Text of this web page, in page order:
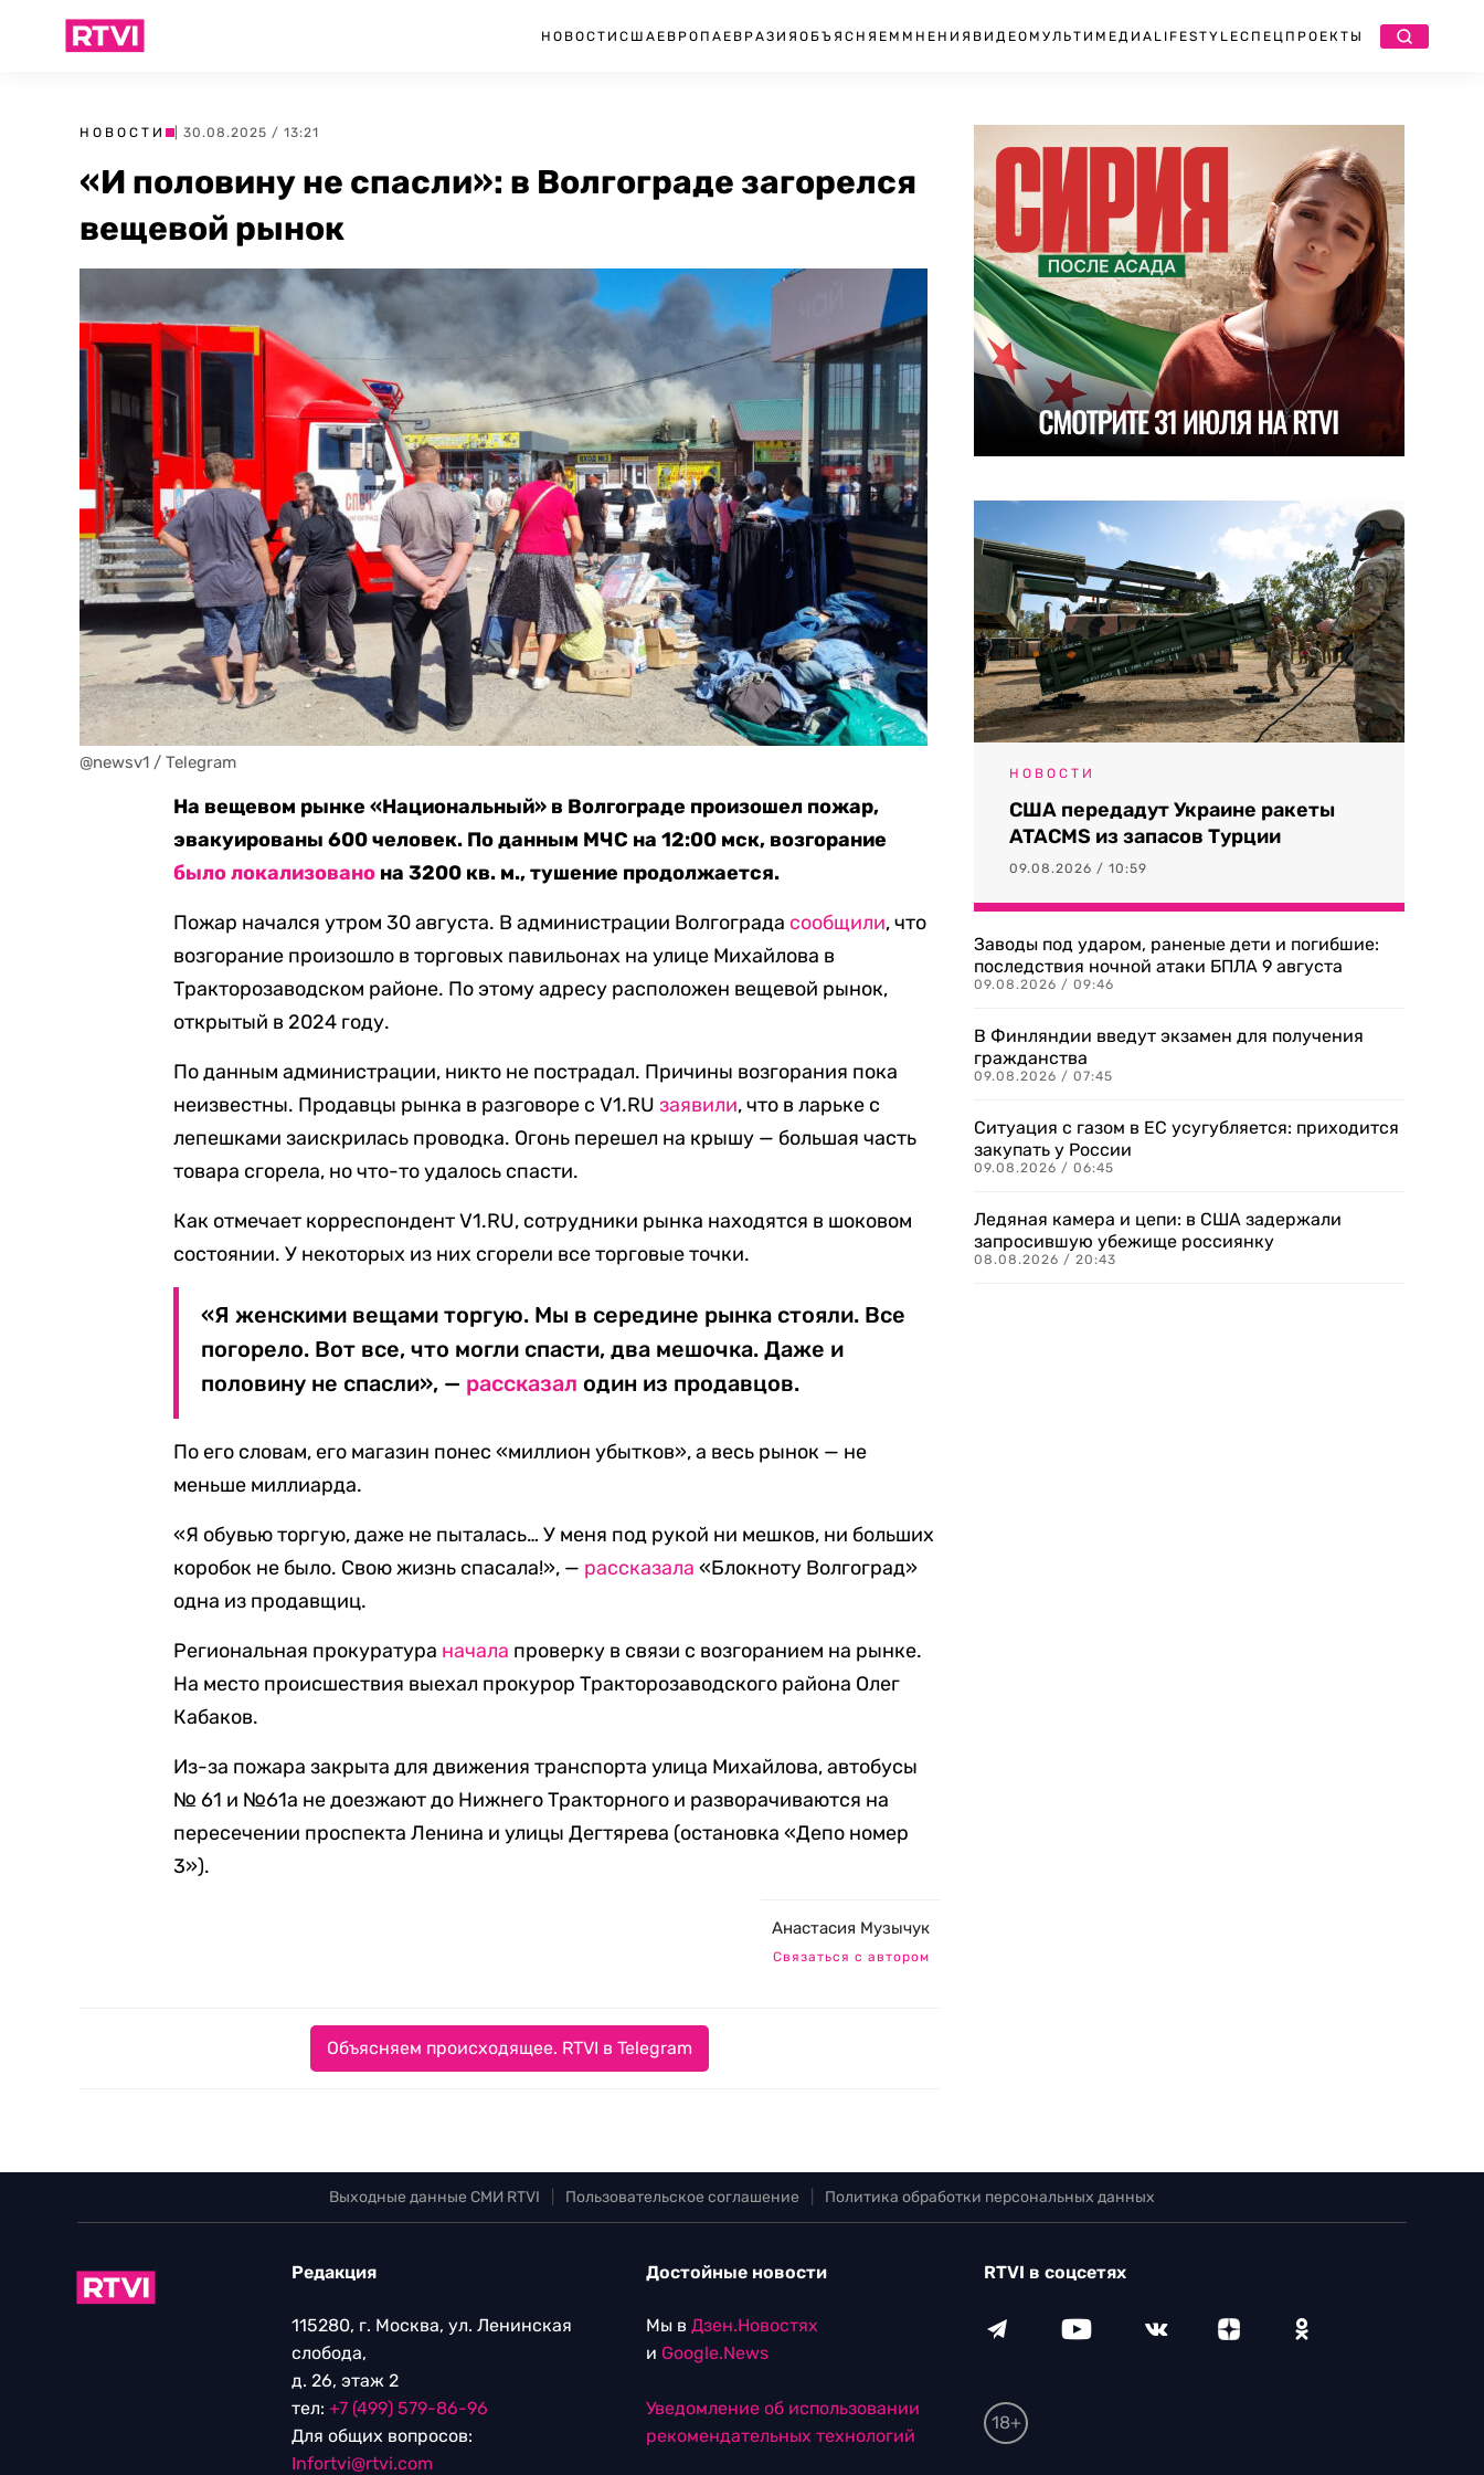
НОВОСТИ США ЕВРОПА ЕВРАЗИЯ ОБЪЯСНЯЕМ МНЕНИЯ ВИДЕО МУЛЬТИМЕДИА LIFESTYLEСПЕЦПРОЕКТЫ
НОВОСТИ | 30.08.2025 / 13:21
«И половину не спасли»: в Волгограде загорелся
вещевой рынок
@newsv1 / Telegram
На вещевом рынке «Национальный» в Волгограде произошел пожар,
эвакуированы 600 человек. По данным МЧС на 12:00 мск, возгорание
было локализовано на 3200 кв. м., тушение продолжается.
Пожар начался утром 30 августа. В администрации Волгограда сообщили, что
возгорание произошло в торговых павильонах на улице Михайлова в
Тракторозаводском районе. По этому адресу расположен вещевой рынок,
открытый в 2024 году.
По данным администрации, никто не пострадал. Причины возгорания пока
неизвестны. Продавцы рынка в разговоре с V1.RUзаявили, что в ларьке с
лепешками заискрилась проводка. Огонь перешел на крышу — большая часть
товара сгорела, но что-то удалось спасти.
Как отмечает корреспондент V1.RU, сотрудники рынка находятся в шоковом
состоянии. У некоторых из них сгорели все торговые точки.
«Я женскими вещами торгую. Мы в середине рынка стояли. Все
погорело. Вот все, что могли спасти, два мешочка. Даже и
половину не спасли», — рассказал один из продавцов.
По его словам, его магазин понес «миллион убытков», а весь рынок — не
меньше миллиарда.
«Я обувью торгую, даже не пыталась… У меня под рукой ни мешков, ни больших
коробок не было. Свою жизнь спасала!», — рассказала «Блокноту Волгоград»
одна из продавщиц.
Региональная прокуратура начала проверку в связи с возгоранием на рынке.
На место происшествия выехал прокурор Тракторозаводского района Олег
Кабаков.
Из-за пожара закрыта для движения транспорта улица Михайлова, автобусы
№ 61 и №61а не доезжают до Нижнего Тракторного и разворачиваются на
пересечении проспекта Ленина и улицы Дегтярева (остановка «Депо номер
3»).
Анастасия Музычук
Связаться с автором
Объясняем происходящее. RTVI в Telegram
НОВОСТИ
США передадут Украине ракеты
ATACMS из запасов Турции
09.08.2026 / 10:59
Заводы под ударом, раненые дети и погибшие:
последствия ночной атаки БПЛА 9 августа
09.08.2026 / 09:46
В Финляндии введут экзамен для получения
гражданства
09.08.2026 / 07:45
Ситуация с газом в ЕС усугубляется: приходится
закупать у России
09.08.2026 / 06:45
Ледяная камера и цепи: в США задержали
запросившую убежище россиянку
08.08.2026 / 20:43
Выходные данные СМИ RTVI Пользовательское соглашение Политика обработки персональных данных
Редакция
115280, г. Москва, ул. Ленинская
слобода,
д. 26, этаж 2
тел: +7 (499) 579-86-96
Для общих вопросов:
Infortvi@rtvi.com
Достойные новости
Мы в Дзен.Новостях
и Google.News
Уведомление об использовании
рекомендательных технологий
RTVI в соцсетях
18+